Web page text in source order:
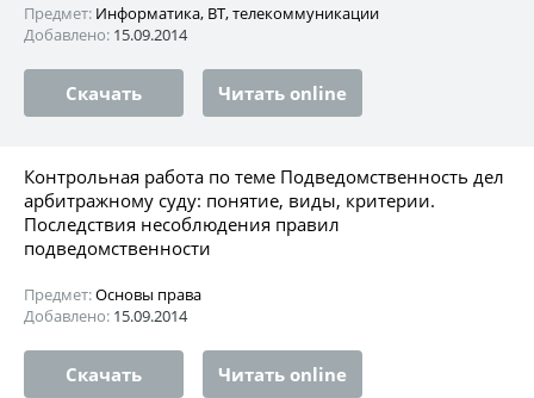
Предмет: Информатика, ВТ, телекоммуникации
Добавлено: 15.09.2014
Скачать Читать online
Контрольная работа по теме Подведомственность дел
арбитражному суду: понятие, виды, критерии.
Последствия несоблюдения правил
подведомственности
Предмет:Основы права
Добавлено: 15.09.2014
Скачать Читать online